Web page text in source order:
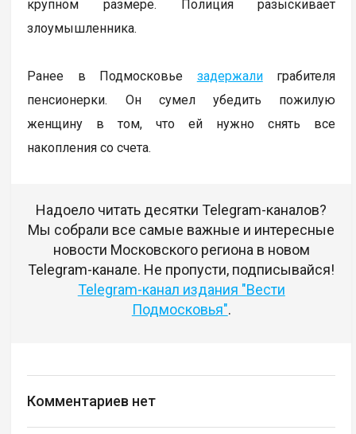
крупном размере. Полиция разыскивает
злоумышленника.
Ранее в Подмосковье задержалиграбителя
пенсионерки. Он сумел убедить пожилую
женщину в том, что ей нужно снять все
накопления со счета.
Надоело читать десятки Telegram-каналов?
Мы собрали все самые важные и интересные
новости Московского региона в новом
Telegram-канале. Не пропусти, подписывайся!
Telegram-канал издания "Вести
Подмосковья".
Комментариев нет